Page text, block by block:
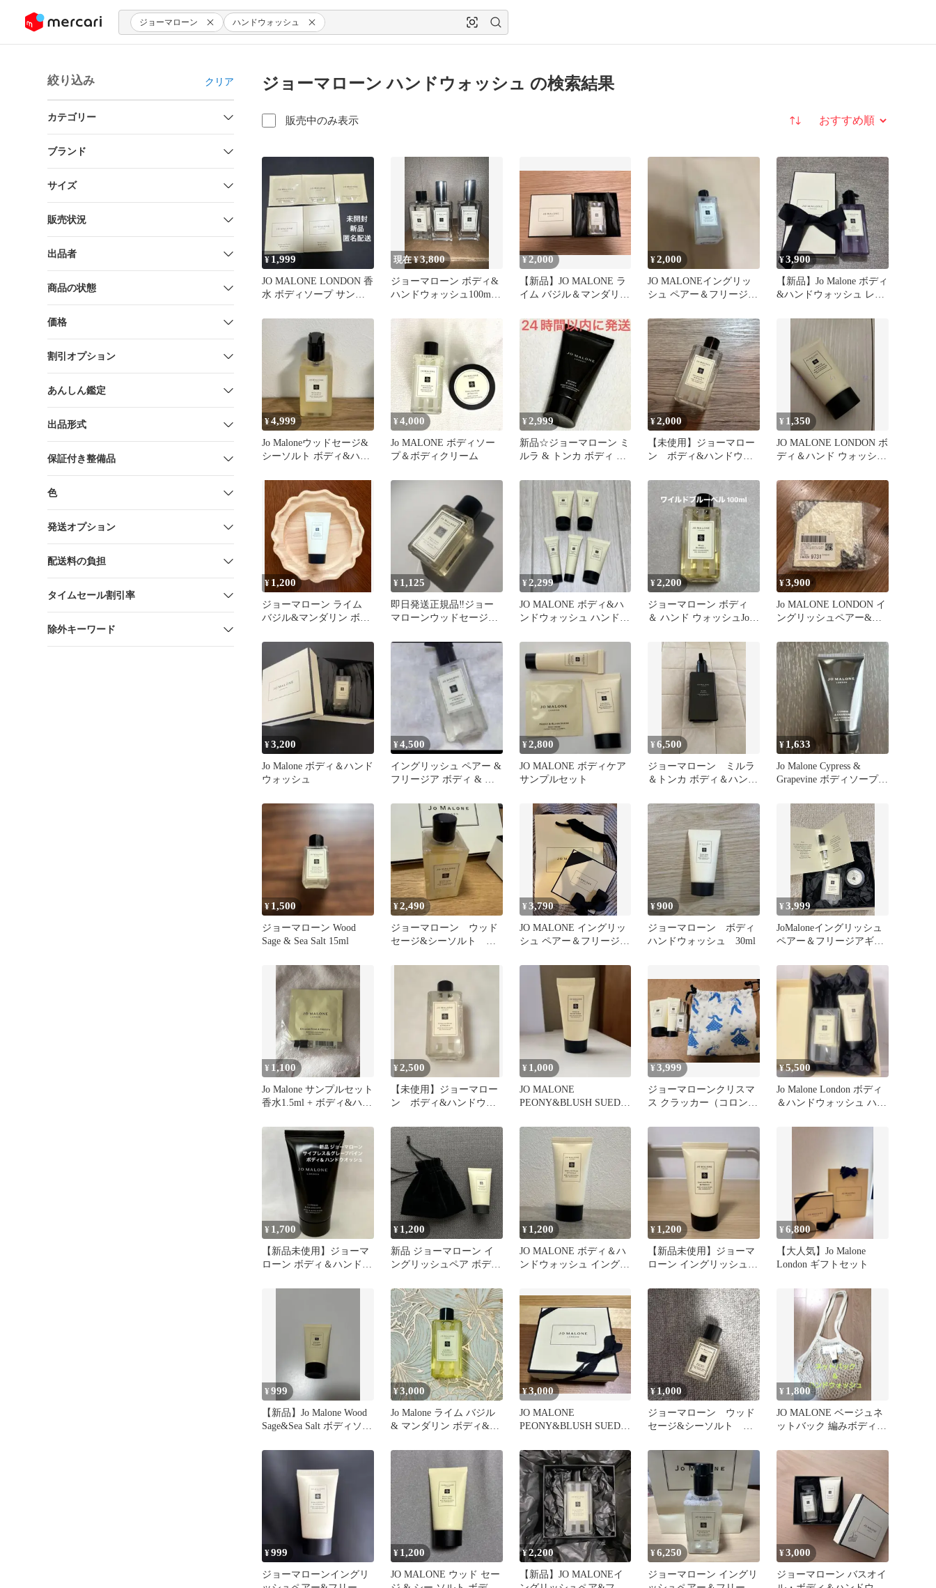
ツにスキップ ジョーマローン ハンドウォッシュ
絞り込み クリア
カテゴリー
ブランド
サイズ
販売状況
出品者
商品の状態
価格
割引オプション
あんしん鑑定
出品形式
保証付き整備品
色
発送オプション
配送料の負担
タイムセール割引率
除外キーワード
ジョーマローン ハンドウォッシュ の検索結果
販売中のみ表示 並び替え
¥ 1,999
JO MALONE LONDON 香
水 ボディソープ サンプ
現在 ¥3,800
ジョーマローン ボディ&
ハンドウォッシュ100ml
¥ 2,000
【新品】JO MALONE ラ
イム バジル＆マンダリン
¥2,000
JO MALONEイングリッ
シュ ペアー＆フリージア
ュ
¥3,900
【新品】Jo Malone ボディ
&ハンドウォッシュ レッ
¥4,999
Jo Maloneウッドセージ&
シーソルト ボディ&ハン
¥4,000
Jo MALONE ボディソー
プ＆ボディクリーム
¥2,999
新品☆ジョーマローン ミ
ルラ & トンカ ボディ &
¥2,000
【未使用】ジョーマロー
ン ボディ&ハンドウォ
¥ 1,350
JO MALONE LONDON ボ
ディ＆ハンド ウォッシュ
¥ 1,200
ジョーマローン ライム
バジル&マンダリン ボデ
¥ 1,125
即日発送正規品‼️ジョー
マローンウッドセージ＆
ンドウォッシュ
¥2,299
JO MALONE ボディ&ハ
ンドウォッシュ ハンドク
¥2,200
ジョーマローン ボディ
＆ ハンド ウォッシュJo
¥3,900
Jo MALONE LONDON イ
ングリッシュペアー&フ
¥3,200
Jo Malone ボディ＆ハンド
ウォッシュ
¥4,500
イングリッシュ ペアー &
フリージア ボディ & ハ
¥2,800
JO MALONE ボディケア
サンプルセット
¥6,500
ジョーマローン ミルラ
＆トンカ ボディ＆ハンド
¥ 1,633
Jo Malone Cypress &
Grapevine ボディソープ
¥1,500
ジョーマローン Wood
Sage & Sea Salt 15ml
¥2,490
ジョーマローン ウッド
セージ&シーソルト ボ
¥3,790
JO MALONE イングリッ
シュ ペアー＆フリージア
ュ
¥900
ジョーマローン ボディ
ハンドウォッシュ 30ml
¥3,999
JoMaloneイングリッシュ
ペアー＆フリージアギフ
ローン
¥ 1,100
Jo Malone サンプルセット
香水1.5ml + ボディ&ハン
¥2,500
【未使用】ジョーマロー
ン ボディ&ハンドウォ
¥ 1,000
JO MALONE
PEONY&BLUSH SUEDE
ュ
¥3,999
ジョーマローンクリスマ
ス クラッカー（コロン,
クリーム）
¥5,500
Jo Malone London ボディ
＆ハンドウォッシュ ハン
¥ 1,700
【新品未使用】ジョーマ
ローン ボディ＆ハンドウ
¥1,200
新品 ジョーマローン イ
ングリッシュペア ボディ
¥ 1,200
JO MALONE ボディ＆ハ
ンドウォッシュ イングリ
¥ 1,200
【新品未使用】ジョーマ
ローン イングリッシュペ
&ハンド
¥6,800
【大人気】Jo Malone
London ギフトセット
¥999
【新品】Jo Malone Wood
Sage&Sea Salt ボディソー
¥3,000
Jo Malone ライム バジル
& マンダリン ボディ&ハ
¥3,000
JO MALONE
PEONY&BLUSH SUEDE
¥1,000
ジョーマローン ウッド
セージ&シーソルト ボ
ュ 15ml
¥ 1,800
JO MALONE ベージュネ
ットバック 編みボディ＆
¥999
ジョーマローンイングリ
¥ 1,200
JO MALONE ウッド セー
¥2,200
【新品】JO MALONEイ
¥6,250
ジョーマローン イングリ
¥3,000
ジョーマローン バスオイ